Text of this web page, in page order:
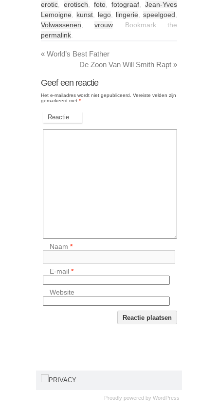
erotic, erotisch, foto, fotograaf, Jean-Yves
Lemoigne, kunst, lego, lingerie, speelgoed,
Volwassenen, vrouw. Bookmark the
permalink.
« World’s Best Father
De Zoon Van Will Smith Rapt »
Geef een reactie
Het e-mailadres wordt niet gepubliceerd. Vereiste velden zijn
gemarkeerd met *
Reactie
Naam*
E-mail*
Website
PRIVACY
Proudly powered by WordPress